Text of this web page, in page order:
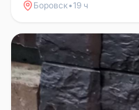
Боровск•19 ч